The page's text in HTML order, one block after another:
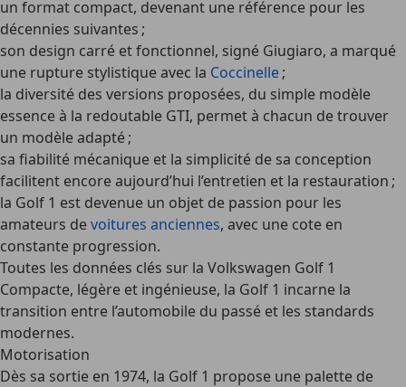
un format compact, devenant une référence pour les
décennies suivantes ;
son design carré et fonctionnel, signé Giugiaro, a marqué
une rupture stylistique avec la Coccinelle;
la diversité des versions proposées, du simple modèle
essence à la redoutable GTI, permet à chacun de trouver
un modèle adapté ;
sa fiabilité mécanique et la simplicité de sa conception
facilitent encore aujourd’hui l’entretien et la restauration ;
la Golf 1 est devenue un objet de passion pour les
amateurs devoitures anciennes, avec une cote en
constante progression.
Toutes les données clés sur la Volkswagen Golf 1
Compacte, légère et ingénieuse, la Golf 1 incarne la
transition entre l’automobile du passé et les standards
modernes.
Motorisation
Dès sa sortie en 1974, la Golf 1 propose une palette de